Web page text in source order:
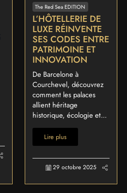
The Red Sea EDITION
L’HÔTELLERIE DE
LUXE RÉINVENTE
SES CODES ENTRE
PATRIMOINE ET
INNOVATION
De Barcelone à
Courchevel, découvrez
comment les palaces
allient héritage
historique, écologie et...
Lire plus
29 octobre 2025